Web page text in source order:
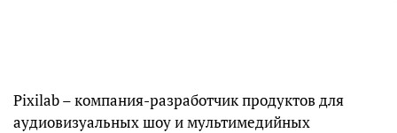
Pixilab – компания-разработчик продуктов для
аудиовизуальных шоу и мультимедийных